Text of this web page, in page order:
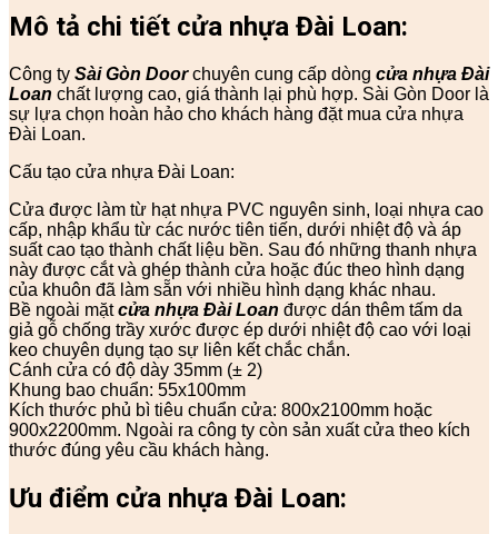
Mô tả chi tiết cửa nhựa Đài Loan:
Công ty Sài Gòn Doorchuyên cung cấp dòng cửa nhựa Đài
Loan chất lượng cao, giá thành lại phù hợp. Sài Gòn Door là
sự lựa chọn hoàn hảo cho khách hàng đặt mua cửa nhựa
Đài Loan.
Cấu tạo cửa nhựa Đài Loan:
Cửa được làm từ hạt nhựa PVC nguyên sinh, loại nhựa cao
cấp, nhập khẩu từ các nước tiên tiến, dưới nhiệt độ và áp
suất cao tạo thành chất liệu bền. Sau đó những thanh nhựa
này được cắt và ghép thành cửa hoặc đúc theo hình dạng
của khuôn đã làm sẵn với nhiều hình dạng khác nhau.
Bề ngoài mặtcửa nhựa Đài Loan được dán thêm tấm da
giả gỗ chống trầy xước được ép dưới nhiệt độ cao với loại
keo chuyên dụng tạo sự liên kết chắc chắn.
Cánh cửa có độ dày 35mm (± 2)
Khung bao chuẩn: 55x100mm
Kích thước phủ bì tiêu chuẩn cửa: 800x2100mm hoặc
900x2200mm. Ngoài ra công ty còn sản xuất cửa theo kích
thước đúng yêu cầu khách hàng.
Ưu điểm cửa nhựa Đài Loan: